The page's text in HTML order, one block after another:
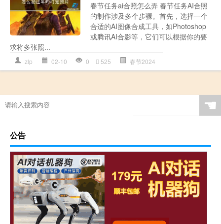
春节任务ai合照怎么弄 春节任务AI合照
的制作涉及多个步骤。首先，选择一个
合适的AI图像合成工具，如Photoshop
或腾讯AI合影等，它们可以根据你的要
求将多张照...
zlp 02-10 0 525 春节2024
☚
公告